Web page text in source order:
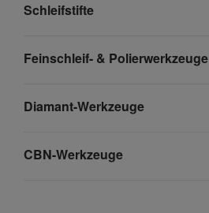
Schleifstifte
Feinschleif- & Polierwerkzeuge
Diamant-Werkzeuge
CBN-Werkzeuge